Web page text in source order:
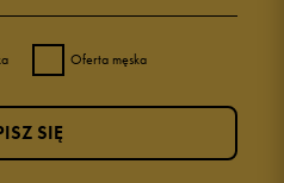
Oferta męska
SIĘ